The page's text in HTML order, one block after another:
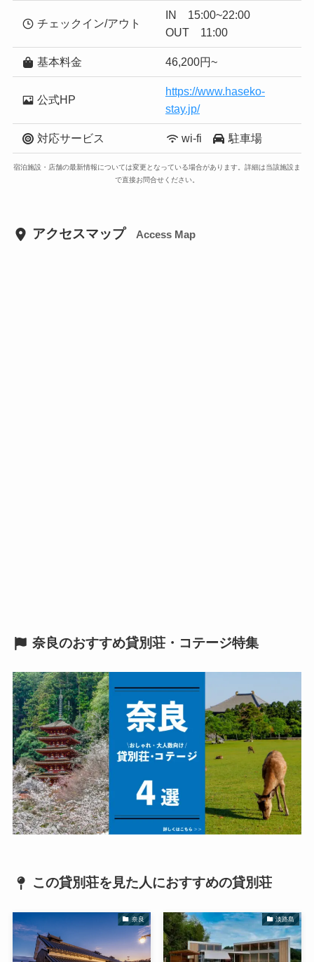
チェックイン/アウト
IN 15:00~22:00
OUT 11:00
基本料金 46,200円~
公式HP
https://www.haseko-
stay.jp/
対応サービス wi-fi 駐車場
宿泊施設・店舗の最新情報については変更となっている場合があります。詳細は当該施設ま
で直接お問合せください。
アクセスマップ Access Map
奈良のおすすめ貸別荘・コテージ特集
この貸別荘を見た人におすすめの貸別荘
奈良 淡路島